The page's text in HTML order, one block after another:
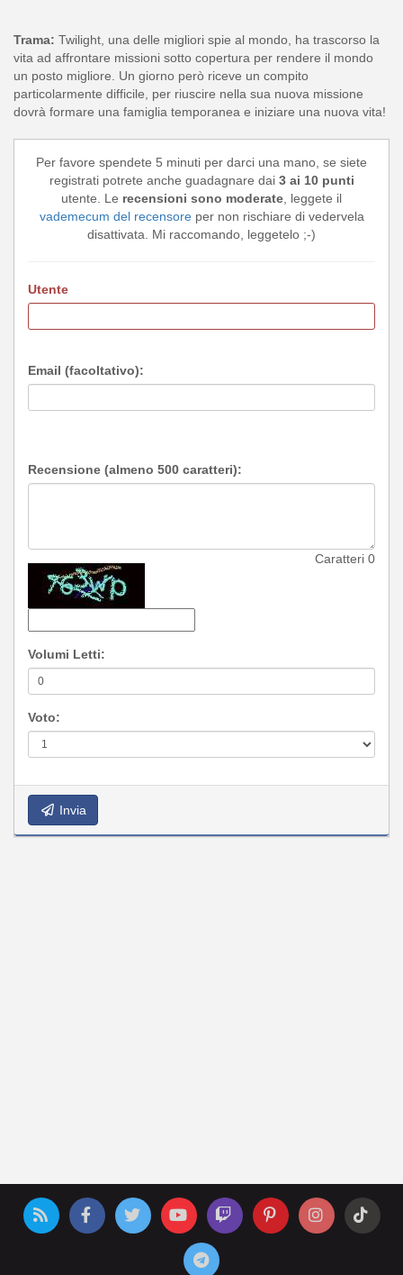
Trama: Twilight, una delle migliori spie al mondo, ha trascorso la
vita ad affrontare missioni sotto copertura per rendere il mondo
un posto migliore. Un giorno però riceve un compito
particolarmente difficile, per riuscire nella sua nuova missione
dovrà formare una famiglia temporanea e iniziare una nuova vita!
Per favore spendete 5 minuti per darci una mano, se siete
registrati potrete anche guadagnare dai 3 ai 10 punti
utente. Le recensioni sono moderate , leggete il
vademecum del recensoreper non rischiare di vedervela
disattivata. Mi raccomando, leggetelo ;-)
Utente
Email (facoltativo):
Recensione (almeno 500 caratteri):
Caratteri 0
Volumi Letti:
Voto:
Invia